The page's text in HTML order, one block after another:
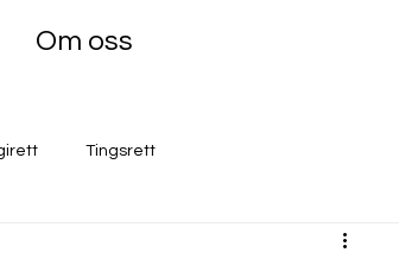
Om oss
Tingsrett